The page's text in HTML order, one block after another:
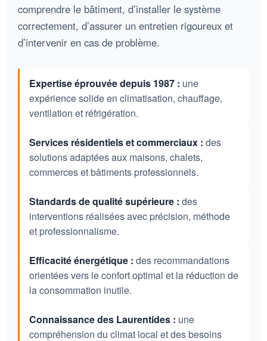
comprendre le bâtiment, d’installer le système
correctement, d’assurer un entretien rigoureux et
d’intervenir en cas de problème.
Expertise éprouvée depuis 1987 : une
expérience solide en climatisation, chauffage,
ventilation et réfrigération.
Services résidentiels et commerciaux : des
solutions adaptées aux maisons, chalets,
commerces et bâtiments professionnels.
Standards de qualité supérieure : des
interventions réalisées avec précision, méthode
et professionnalisme.
Efficacité énergétique : des recommandations
orientées vers le confort optimal et la réduction de
la consommation inutile.
Connaissance des Laurentides : une
compréhension du climat local et des besoins